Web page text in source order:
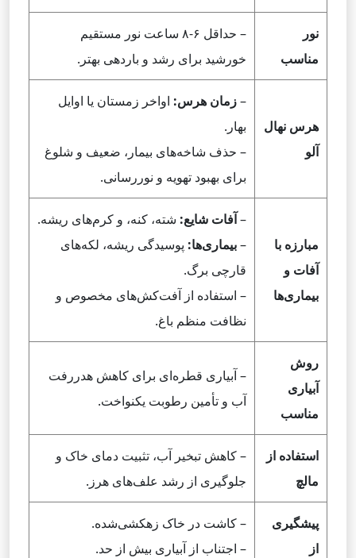
نور
مناسب
– حداقل ۶-۸ ساعت نور مستقیم
خورشید برای رشد و باردهی بهتر.
هرس نهال
آلو
–زمان هرس: اواخر زمستان یا اوایل
بهار.
– حذف شاخه‌های بیمار، ضعیف و شلوغ
برای بهبود تهویه و نوررسانی.
مبارزه با
آفات و
بیماری‌ها
–آفات شایع: شته، کنه، و کرم‌های ریشه.
–بیماری‌ها: پوسیدگی ریشه، لکه‌های
قارچی برگ.
– استفاده از آفت‌کش‌های مخصوص و
نظافت منظم باغ.
روش
آبیاری
مناسب
– آبیاری قطره‌ای برای کاهش هدررفت
آب و تأمین رطوبت یکنواخت.
استفاده از
مالچ
– کاهش تبخیر آب، تثبیت دمای خاک و
جلوگیری از رشد علف‌های هرز.
پیشگیری
از
– کاشت در خاک زهکشی‌شده.
– اجتناب از آبیاری بیش از حد.